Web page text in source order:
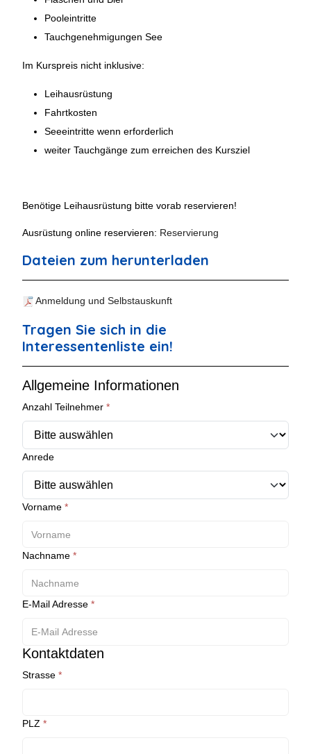
Pooleintritte
Tauchgenehmigungen See
Im Kurspreis nicht inklusive:
Leihausrüstung
Fahrtkosten
Seeeintritte wenn erforderlich
weiter Tauchgänge zum erreichen des Kursziel
Benötige Leihausrüstung bitte vorab reservieren!
Ausrüstung online reservieren: Reservierung
Dateien zum herunterladen
Anmeldung und Selbstauskunft
Tragen Sie sich in die
Interessentenliste ein!
Allgemeine Informationen
Anzahl Teilnehmer *
Anrede
Vorname *
Nachname *
E-Mail Adresse *
Kontaktdaten
Strasse *
PLZ *